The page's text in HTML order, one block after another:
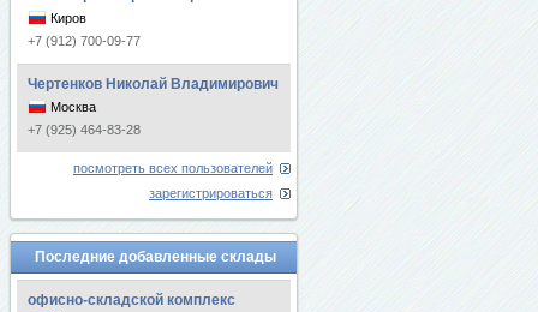
Киров
+7 (912) 700-09-77
Чертенков Николай Владимирович
Москва
+7 (925) 464-83-28
посмотреть всех пользователей
зарегистрироваться
Последние добавленные склады
офисно-складской комплекс